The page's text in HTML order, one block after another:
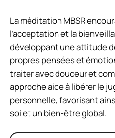
La méditation MBSR
l’acceptation et la
développant une attitude
propres pensées et
traiter avec douceur et
approche aide à libérer le
personnelle, favorisant
soi et un bien-être global.